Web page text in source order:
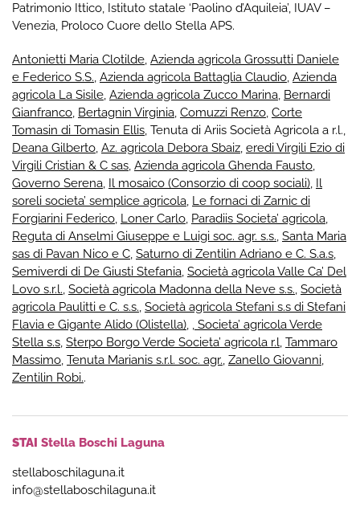
Patrimonio Ittico, Istituto statale ‘Paolino d’Aquileia’, IUAV –
Venezia, Proloco Cuore dello Stella APS.
Antonietti Maria Clotilde, Azienda agricola Grossutti Daniele
e Federico S.S., Azienda agricola Battaglia Claudio, Azienda
agricola La Sisile, Azienda agricola Zucco Marina, Bernardi
Gianfranco, Bertagnin Virginia, Comuzzi Renzo, Corte
Tomasin di Tomasin Ellis, Tenuta di Ariis Società Agricola a r.l.,
Deana Gilberto, Az. agricola Debora Sbaiz, eredi Virgili Ezio di
Virgili Cristian & C sas, Azienda agricola Ghenda Fausto,
Governo Serena, Il mosaico (Consorzio di coop sociali), Il
soreli societa’ semplice agricola, Le fornaci di Zarnic di
Forgiarini Federico, Loner Carlo, Paradiis Societa’ agricola,
Reguta di Anselmi Giuseppe e Luigi soc. agr. s.s., Santa Maria
sas di Pavan Nico e C, Saturno di Zentilin Adriano e C. S.a.s,
Semiverdi di De Giusti Stefania, Società agricola Valle Ca’ Del
Lovo s.r.l., Società agricola Madonna della Neve s.s., Società
agricola Paulitti e C. s.s., Società agricola Stefani s.s di Stefani
Flavia e Gigante Alido (Olistella), , Societa’ agricola Verde
Stella s.s, Sterpo Borgo Verde Societa’ agricola r.l, Tammaro
Massimo, Tenuta Marianis s.r.l. soc. agr., Zanello Giovanni,
Zentilin Robi..
STAI Stella Boschi Laguna
stellaboschilaguna.it
info@stellaboschilaguna.it